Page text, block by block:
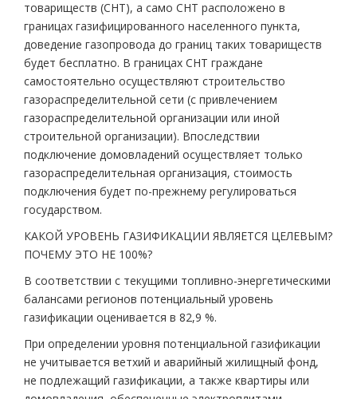
товариществ (СНТ), а само СНТ расположено в
границах газифицированного населенного пункта,
доведение газопровода до границ таких товариществ
будет бесплатно. В границах СНТ граждане
самостоятельно осуществляют строительство
газораспределительной сети (с привлечением
газораспределительной организации или иной
строительной организации). Впоследствии
подключение домовладений осуществляет только
газораспределительная организация, стоимость
подключения будет по-прежнему регулироваться
государством.
КАКОЙ УРОВЕНЬ ГАЗИФИКАЦИИ ЯВЛЯЕТСЯ ЦЕЛЕВЫМ?
ПОЧЕМУ ЭТО НЕ 100%?
В соответствии с текущими топливно-энергетическими
балансами регионов потенциальный уровень
газификации оценивается в 82,9 %.
При определении уровня потенциальной газификации
не учитывается ветхий и аварийный жилищный фонд,
не подлежащий газификации, а также квартиры или